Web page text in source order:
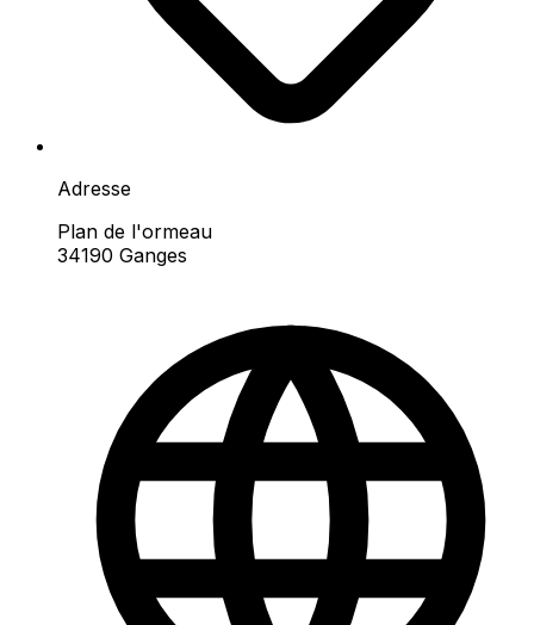
Adresse
Plan de l'ormeau
34190 Ganges